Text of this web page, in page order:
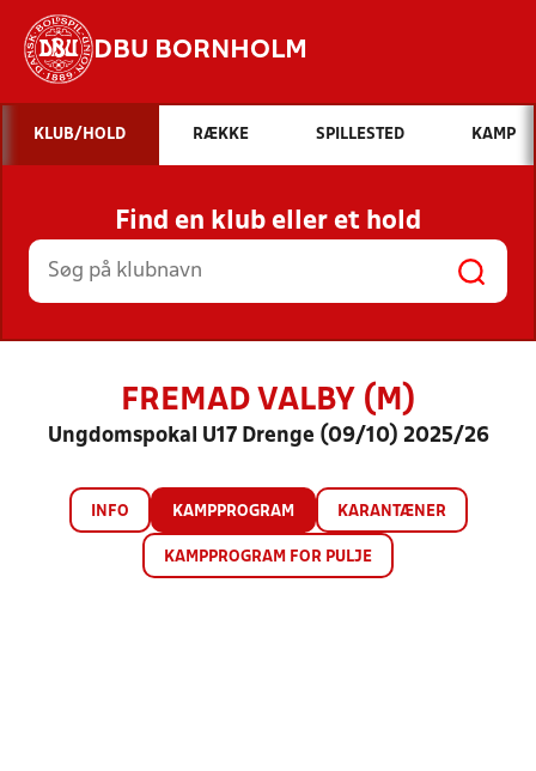
DBU BORNHOLM
Hvad vil du søge efter?
INDHOLD OG NYHEDER
STILLINGER, RESULTATER, KLUBBER OG
HOLD
KLUB/HOLD RÆKKE SPILLESTED KAMP
Find en klub eller et hold
FREMAD VALBY (M)
Ungdomspokal U17 Drenge (09/10) 2025/26
INFO KAMPPROGRAM KARANTÆNER
KAMPPROGRAM FOR PULJE